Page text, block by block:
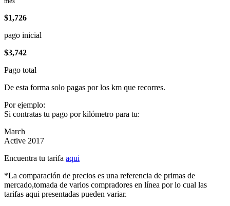
$1,726
pago inicial
$3,742
Pago total
De esta forma solo pagas por los km que recorres.
Por ejemplo:
Si contratas tu pago por kilómetro para tu:
March
Active 2017
Encuentra tu tarifa aqui
*La comparación de precios es una referencia de primas de
mercado,tomada de varios compradores en línea por lo cual las
tarifas aqui presentadas pueden variar.